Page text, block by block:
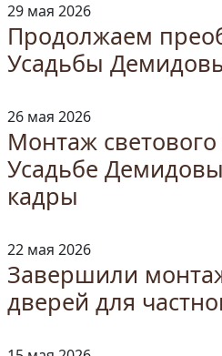
29 мая 2026
Продолжаем
Усадьбы
26 мая 2026
Монтаж
Усадьбе
кадры
22 мая 2026
Завершили
дверей для